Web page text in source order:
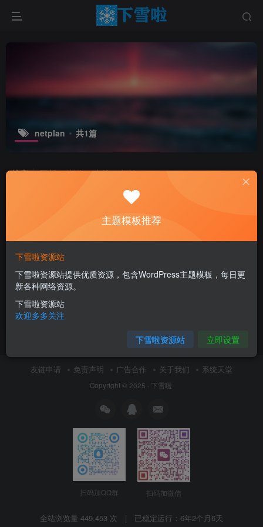
netplan 共1篇
排序 更新 浏览 点赞 评论
Ubuntu Server 20.04修改固定
ip地址教程
Ubuntu
6月6日 23:16
友链申请 免责声明 广告合作 关于我们 系统天堂
Copyright © 2025 · 下雪啦
扫码加QQ群 扫码加微信
全站浏览量 449,453 次 | 已稳定运行： 6年2个月6天
主题模板推荐
下雪啦资源站
下雪啦资源站提供优质资源，包含WordPress主题模板，每日更
新各种网络资源。
下雪啦资源站
欢迎多多关注
下雪啦资源站 立即设置